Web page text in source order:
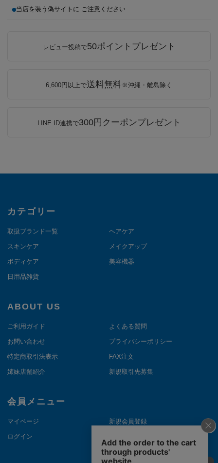
当店を装う偽サイトに ご注意ください
レビュー投稿で50ポイントプレゼント
6,600円以上で送料無料※沖縄・離島除く
LINE ID連携で300円クーポンプレゼント
カテゴリー
取扱ブランド一覧 ヘアケア
スキンケア メイクアップ
ボディケア 美容機器
日用品雑貨
ABOUT US
ご利用ガイド よくある質問
お問い合わせ プライバシーポリシー
特定商取引法表示 FAX注文
姉妹店舗紹介 新規取引先募集
会員メニュー
マイページ 新規会員登録
ログイン